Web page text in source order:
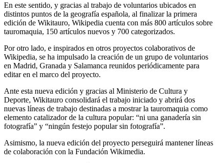
En este sentido, y gracias al trabajo de voluntarios ubicados en
distintos puntos de la geografía española, al finalizar la primera
edición de Wikitauro, Wikipedia cuenta con más 800 artículos sobre
tauromaquia, 150 artículos nuevos y 700 categorizados.
Por otro lado, e inspirados en otros proyectos colaborativos de
Wikipedia, se ha impulsado la creación de un grupo de voluntarios
en Madrid, Granada y Salamanca reunidos periódicamente para
editar en el marco del proyecto.
Ante esta nueva edición y gracias al Ministerio de Cultura y
Deporte, Wikitauro consolidará el trabajo iniciado y abrirá dos
nuevas líneas de trabajo destinadas a mostrar la tauromaquia como
elemento catalizador de la cultura popular: “ni una ganadería sin
fotografía” y “ningún festejo popular sin fotografía”.
Asimismo, la nueva edición del proyecto perseguirá mantener líneas
de colaboración con la Fundación Wikimedia.